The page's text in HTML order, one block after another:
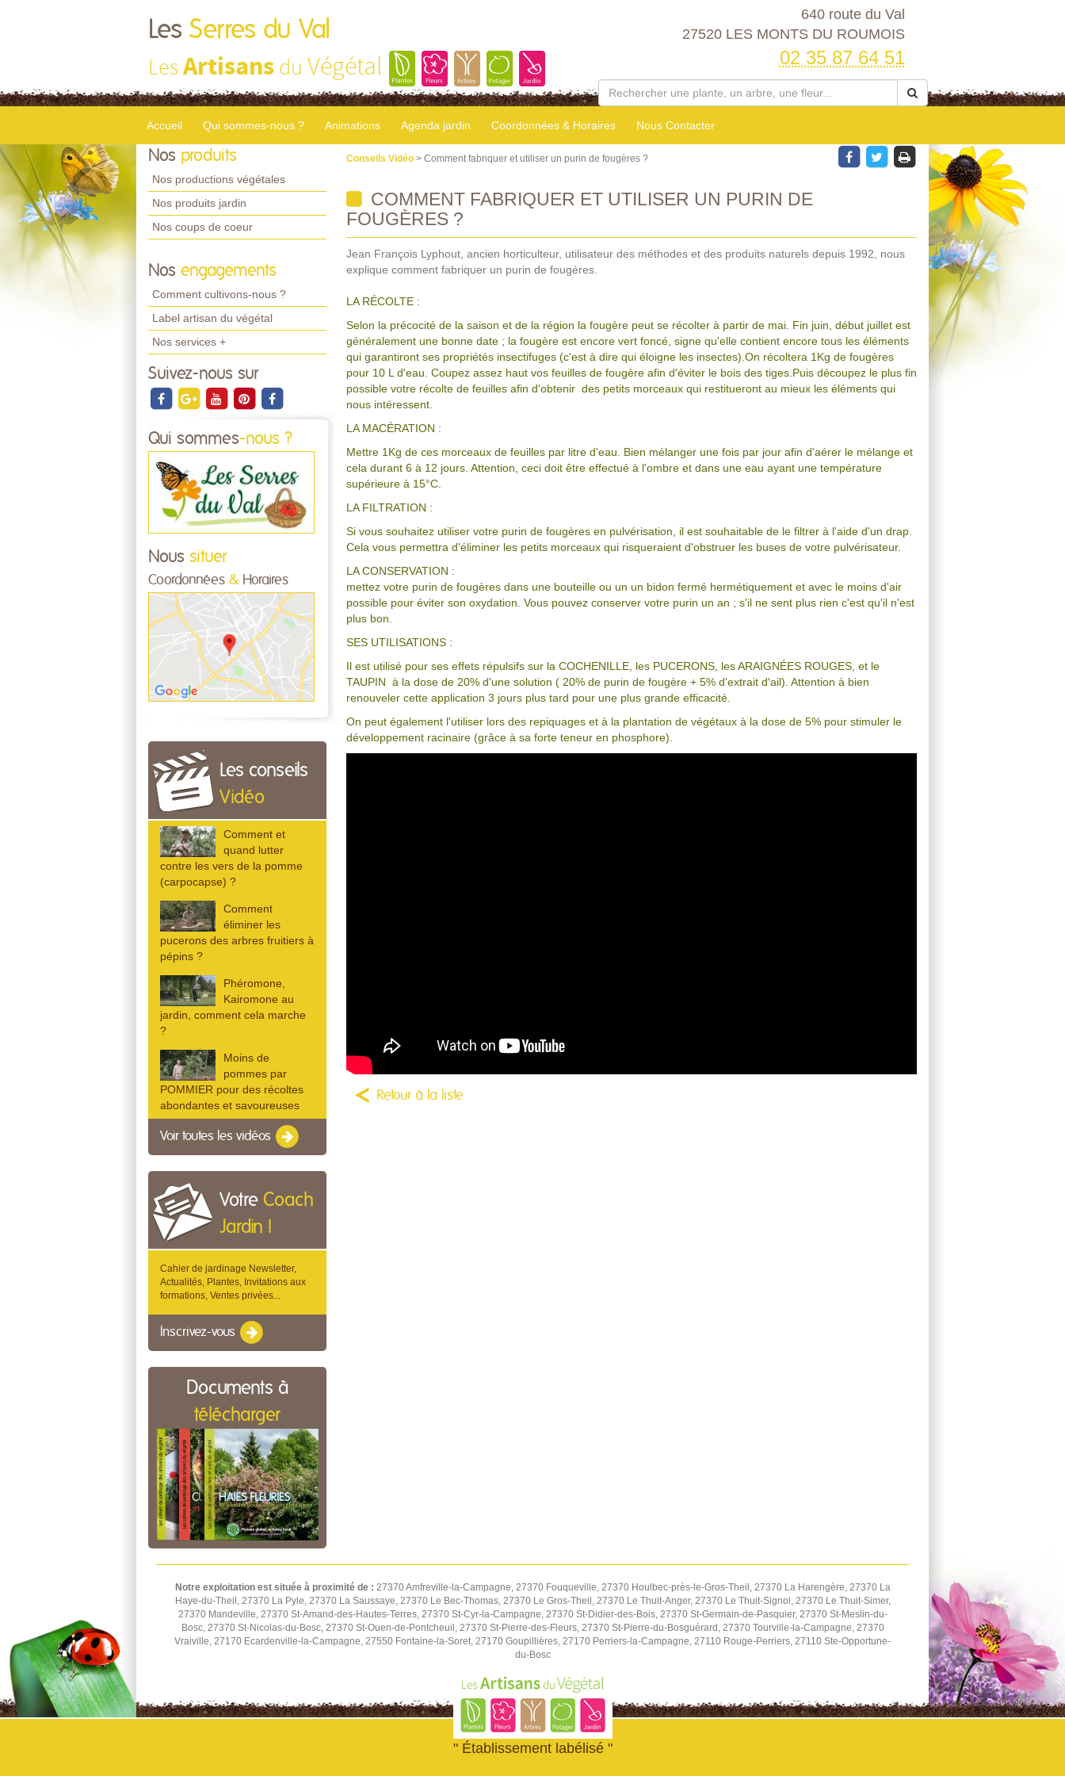
Les Serres du Val
LesArtisans du Végétal
640 route du Val
27520 LES MONTS DU ROUMOIS
02 35 87 64 51
Accueil Qui sommes-nous ? Animations Agenda jardin Coordonnées & Horaires Nous Contacter
Nos produits
Nos productions végétales
Nos produits jardin
Nos coups de coeur
Nos engagements
Comment cultivons-nous ?
Label artisan du végétal
Nos services +
Suivez-nous sur
Qui sommes-nous ?
Nous situer
Coordonnées & Horaires
Les conseils
Vidéo
Comment et
quand lutter
contre les vers de la pomme
(carpocapse) ?
Comment
éliminer les
pucerons des arbres fruitiers à
pépins ?
Phéromone,
Kairomone au
jardin, comment cela marche
?
Moins de
pommes par
POMMIER pour des récoltes
abondantes et savoureuses
Voir toutes les vidéos
Votre Coach
Jardin !
Cahier de jardinage Newsletter,
Actualités, Plantes, Invitations aux
formations, Ventes privées...
Inscrivez-vous
Documents à
télécharger
Conseils Vidéo > Comment fabriquer et utiliser un purin de fougères ?
COMMENT FABRIQUER ET UTILISER UN PURIN DE
FOUGÈRES ?
Jean François Lyphout, ancien horticulteur, utilisateur des méthodes et des produits naturels depuis 1992, nous
explique comment fabriquer un purin de fougères.
LA RÉCOLTE :
Selon la précocité de la saison et de la région la fougère peut se récolter à partir de mai. Fin juin, début juillet est
généralement une bonne date ; la fougère est encore vert foncé, signe qu'elle contient encore tous les éléments
qui garantiront ses propriétés insectifuges (c'est à dire qui éloigne les insectes).On récoltera 1Kg de fougères
pour 10 L d'eau. Coupez assez haut vos feuilles de fougère afin d'éviter le bois des tiges.Puis découpez le plus fin
possible votre récolte de feuilles afin d'obtenir des petits morceaux qui restitueront au mieux les éléments qui
nous intéressent.
LA MACÉRATION :
Mettre 1Kg de ces morceaux de feuilles par litre d'eau. Bien mélanger une fois par jour afin d'aérer le mélange et
cela durant 6 à 12 jours. Attention, ceci doit être effectué à l'ombre et dans une eau ayant une température
supérieure à 15°C.
LA FILTRATION :
Si vous souhaitez utiliser votre purin de fougères en pulvérisation, il est souhaitable de le filtrer à l'aide d'un drap.
Cela vous permettra d'éliminer les petits morceaux qui risqueraient d'obstruer les buses de votre pulvérisateur.
LA CONSERVATION :
mettez votre purin de fougères dans une bouteille ou un un bidon fermé hermétiquement et avec le moins d'air
possible pour éviter son oxydation. Vous pouvez conserver votre purin un an ; s'il ne sent plus rien c'est qu'il n'est
plus bon.
SES UTILISATIONS :
Il est utilisé pour ses effets répulsifs sur la COCHENILLE, les PUCERONS, les ARAIGNÉES ROUGES, et le
TAUPIN à la dose de 20% d'une solution ( 20% de purin de fougère + 5% d'extrait d'ail). Attention à bien
renouveler cette application 3 jours plus tard pour une plus grande efficacité.
On peut également l'utiliser lors des repiquages et à la plantation de végétaux à la dose de 5% pour stimuler le
développement racinaire (grâce à sa forte teneur en phosphore).
Retour à la liste
Notre exploitation est située à proximité de : 27370 Amfreville-la-Campagne, 27370 Fouqueville, 27370 Houlbec-près-le-Gros-Theil, 27370 La Harengère, 27370 La
Haye-du-Theil, 27370 La Pyle, 27370 La Saussaye, 27370 Le Bec-Thomas, 27370 Le Gros-Theil, 27370 Le Thuit-Anger, 27370 Le Thuit-Signol, 27370 Le Thuit-Simer,
27370 Mandeville, 27370 St-Amand-des-Hautes-Terres, 27370 St-Cyr-la-Campagne, 27370 St-Didier-des-Bois, 27370 St-Germain-de-Pasquier, 27370 St-Meslin-du-
Bosc, 27370 St-Nicolas-du-Bosc, 27370 St-Ouen-de-Pontcheuil, 27370 St-Pierre-des-Fleurs, 27370 St-Pierre-du-Bosguérard, 27370 Tourville-la-Campagne, 27370
Vraiville, 27170 Ecardenville-la-Campagne, 27550 Fontaine-la-Soret, 27170 Goupillières, 27170 Perriers-la-Campagne, 27110 Rouge-Perriers, 27110 Ste-Opportune-
du-Bosc
" Établissement labélisé "